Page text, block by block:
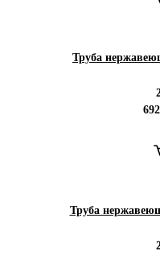
Труба
Труба